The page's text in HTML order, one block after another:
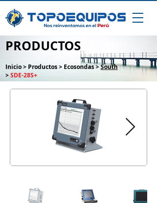
PRODUCTOS
Inicio> Productos > Ecosondas>South
>SDE-28S+